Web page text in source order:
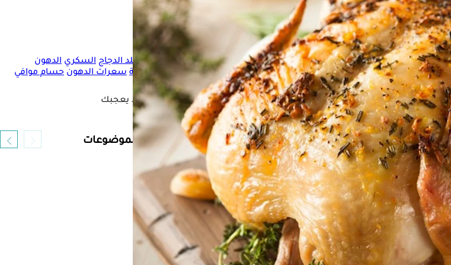
الدجاجيحظر على مرضىالسكريتناوله.
الدجاج جلد الدجاج السكري الدهون
المشبعة سعرات الدهون حسام موافي
فيديو قد يعجبك
أحدث الموضوعات